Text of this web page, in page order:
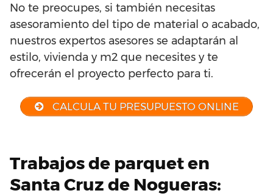
No te preocupes, si también necesitas
asesoramiento del tipo de material o acabado,
nuestros expertos asesores se adaptarán al
estilo, vivienda y m2 que necesites y te
ofrecerán el proyecto perfecto para ti.
CALCULA TU PRESUPUESTO ONLINE
Trabajos de parquet en
Santa Cruz de Nogueras: